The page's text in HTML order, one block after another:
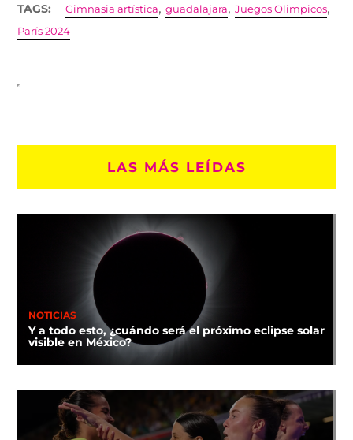
TAGS: Gimnasia artística,guadalajara,Juegos Olimpicos,
París 2024
LAS MÁS LEÍDAS
NOTICIAS
Y a todo esto, ¿cuándo será el próximo eclipse solar
visible en México?